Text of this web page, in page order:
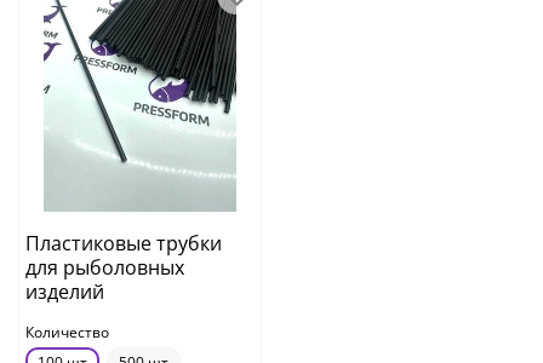
Пластиковые трубки
для рыболовных
изделий
Количество